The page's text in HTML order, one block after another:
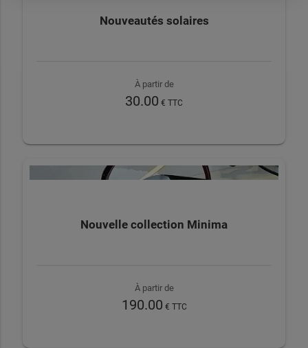
Nouveautés solaires
À partir de
30.00 € TTC
Nouvelle collection Minima
À partir de
190.00 € TTC